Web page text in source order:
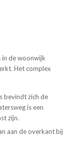
de woonwijk
Het complex
bevindt zich de
is een
zijn.
aan de overkant bij